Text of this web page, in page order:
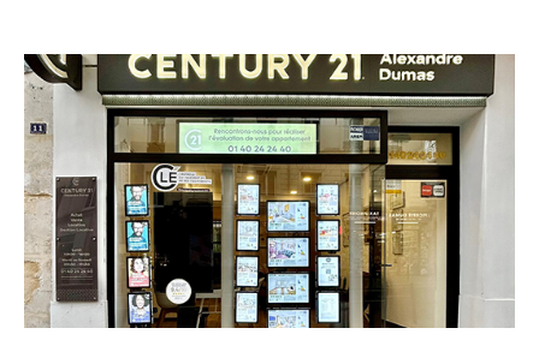
CENTURY 21 Alexandre Dumas
11 rue de Bagnolet
PARIS - 75020
Envoyer un message
Téléphoner à l'agence